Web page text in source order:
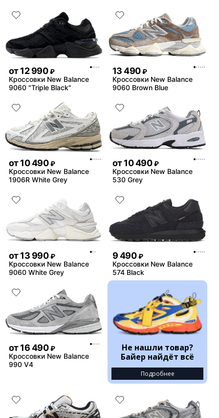
от12 990 ₽
Кроссовки New Balance
9060 "Triple Black"
13 490 ₽
Кроссовки New Balance
9060 Brown Blue
от10 490 ₽
Кроссовки New Balance
1906R White Grey
от10 490 ₽
Кроссовки New Balance
530 Grey
от13 990 ₽
Кроссовки New Balance
9060 White Grey
9 490 ₽
Кроссовки New Balance
574 Black
от16 490 ₽
Кроссовки New Balance
990 V4
Не нашли товар?
Байер найдёт всё
Подробнее